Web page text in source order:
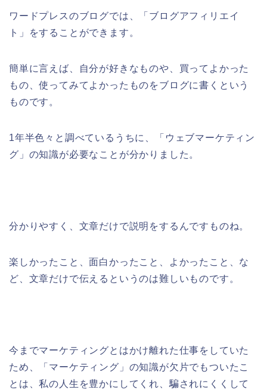
ワードプレスのブログでは、「ブログアフィリエイ
ト」をすることができます。
簡単に言えば、自分が好きなものや、買ってよかった
もの、使ってみてよかったものをブログに書くという
ものです。
1年半色々と調べているうちに、「ウェブマーケティン
グ」の知識が必要なことが分かりました。
分かりやすく、文章だけで説明をするんですものね。
楽しかったこと、面白かったこと、よかったこと、な
ど、文章だけで伝えるというのは難しいものです。
今までマーケティングとはかけ離れた仕事をしていた
ため、「マーケティング」の知識が欠片でもついたこ
とは、私の人生を豊かにしてくれ、騙されにくくして